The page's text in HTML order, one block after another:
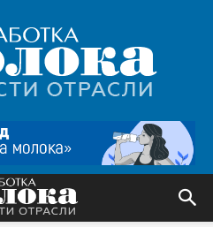
Переработка
молока
|
Новости